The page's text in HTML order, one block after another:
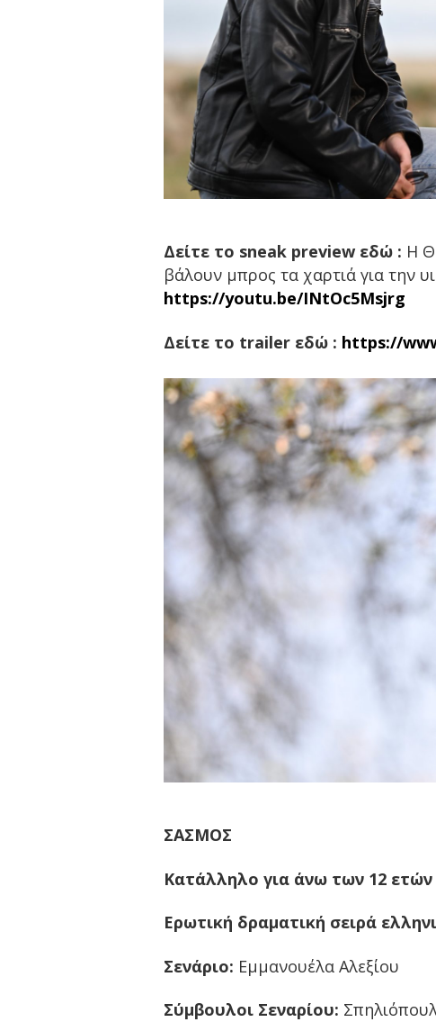
Δείτε το sneak preview εδώ : Η
βάλουν μπρος τα χαρτιά για την
https://youtu.be/INtOc5Msjrg
Δείτε το trailer εδώ : https://
ΣΑΣΜΟΣ
Κατάλληλο για άνω των 12 ετών
Ερωτική δραματική σειρά
Σενάριο: Εμμανουέλα Αλεξίου
Σύμβουλοι Σεναρίου: